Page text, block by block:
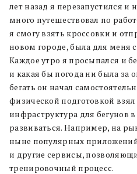
лет назад я перезапустился и
много путешествовал по
я смогу взять кроссовки и
новом городе, была для меня
Каждое утро я просыпался и
и какая бы погода ни была за
бегать он начал
физической подготовкой
инфраструктура для бегунов
развиваться. Например, на
ныне популярных
и другие сервисы,
тренировочный процесс.